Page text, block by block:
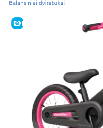
Balansiniai dviratukai
E-KAINA